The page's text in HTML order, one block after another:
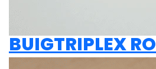
BUIGTRIPLEX